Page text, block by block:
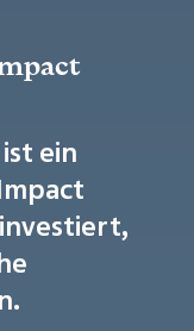
ein